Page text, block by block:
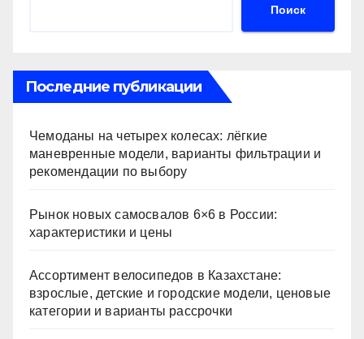
ki
ть
Поиск
Последние публикации
Чемоданы на четырех колесах: лёгкие
маневренные модели, варианты фильтрации и
рекомендации по выбору
Рынок новых самосвалов 6×6 в России:
характеристики и цены
Ассортимент велосипедов в Казахстане:
взрослые, детские и городские модели, ценовые
категории и варианты рассрочки